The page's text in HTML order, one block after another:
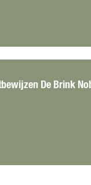
De Brink